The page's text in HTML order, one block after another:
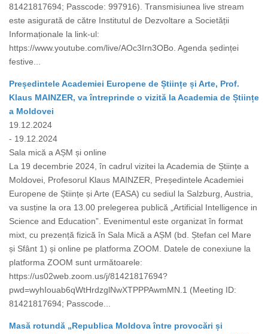
81421817694; Passcode: 997916). Transmisiunea live stream
este asigurată de către Institutul de Dezvoltare a Societății
Informaționale la link-ul:
https://www.youtube.com/live/AOc3Irn3OBo. Agenda ședinței
festive...
Președintele Academiei Europene de Științe și Arte, Prof.
Klaus MAINZER, va întreprinde o vizită la Academia de Științe
a Moldovei
19.12.2024
- 19.12.2024
Sala mică a AȘM și online
La 19 decembrie 2024, în cadrul vizitei la Academia de Științe a
Moldovei, Profesorul Klaus MAINZER, Președintele Academiei
Europene de Științe și Arte (EASA) cu sediul la Salzburg, Austria,
va susține la ora 13.00 prelegerea publică „Artificial Intelligence in
Science and Education”. Evenimentul este organizat în format
mixt, cu prezență fizică în Sala Mică a AȘM (bd. Ștefan cel Mare
și Sfânt 1) și online pe platforma ZOOM. Datele de conexiune la
platforma ZOOM sunt următoarele:
https://us02web.zoom.us/j/81421817694?
pwd=wyhIouab6qWtHrdzglNwXTPPPAwmMN.1 (Meeting ID:
81421817694; Passcode...
Masă rotundă „Republica Moldova între provocări și